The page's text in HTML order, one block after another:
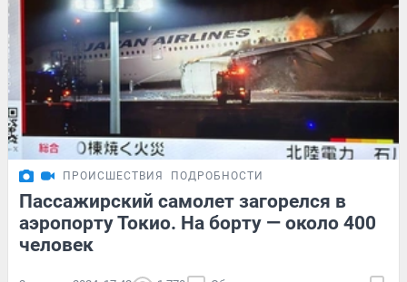
ПРОИСШЕСТВИЯ ПОДРОБНОСТИ
Пассажирский самолет загорелся в
аэропорту Токио. На борту — около 400
человек